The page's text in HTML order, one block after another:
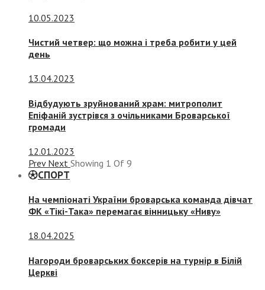
10.05.2023
Чистий четвер: що можна і треба робити у цей
день
13.04.2023
Відбудують зруйнований храм: митрополит
Епіфаній зустрівся з очільниками Броварської
громади
12.01.2023
Prev Next Showing 1 Of 9
СПОРТ
На чемпіонаті України броварська команда дівчат
ФК «Тікі-Така» перемагає вінницьку «Ниву»
18.04.2025
Нагороди броварських боксерів на турнір в Білій
Церкві